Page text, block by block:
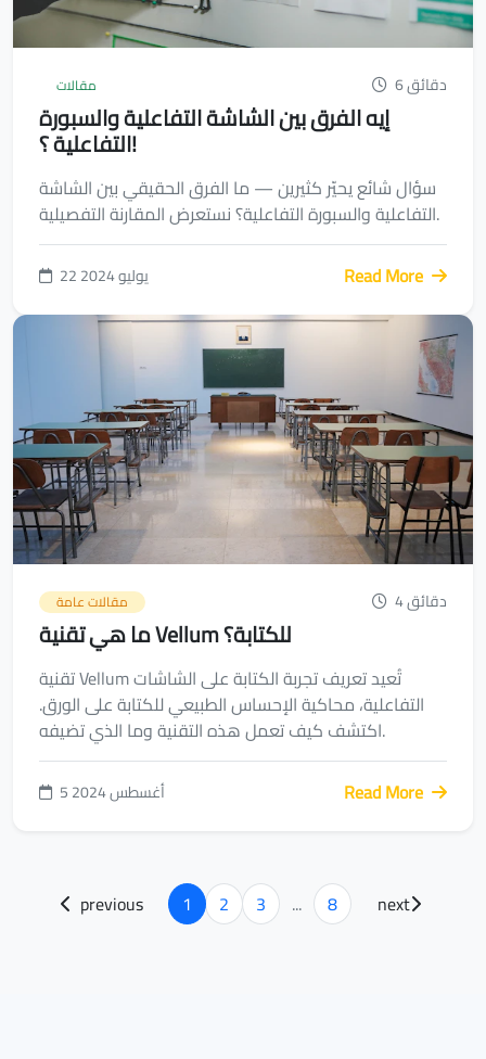
مقالات 6 دقائق
إيه الفرق بين الشاشة التفاعلية والسبورة
التفاعلية ؟!
سؤال شائع يحيّر كثيرين — ما الفرق الحقيقي بين الشاشة
التفاعلية والسبورة التفاعلية؟ نستعرض المقارنة التفصيلية.
22 يوليو 2024 Read More
مقالات عامة 4 دقائق
ما هي تقنية Vellum للكتابة؟
تقنية Vellum تُعيد تعريف تجربة الكتابة على الشاشات
التفاعلية، محاكية الإحساس الطبيعي للكتابة على الورق.
اكتشف كيف تعمل هذه التقنية وما الذي تضيفه.
5 أغسطس 2024 Read More
previous 1 2 3 ... 8 next